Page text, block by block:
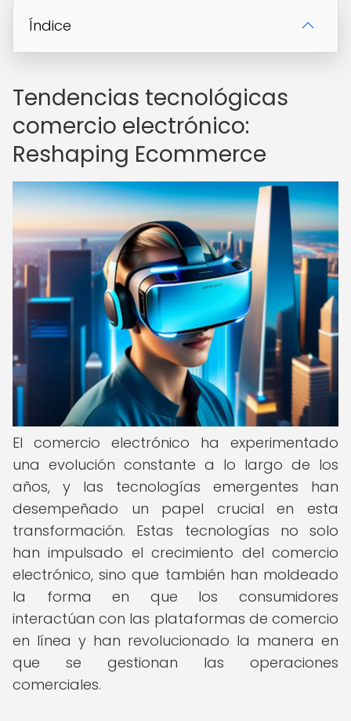
Índice
Tendencias tecnológicas
comercio electrónico:
Reshaping Ecommerce
El comercio electrónico ha experimentado
una evolución constante a lo largo de los
años, y las tecnologías emergentes han
desempeñado un papel crucial en esta
transformación. Estas tecnologías no solo
han impulsado el crecimiento del comercio
electrónico, sino que también han moldeado
la forma en que los consumidores
interactúan con las plataformas de comercio
en línea y han revolucionado la manera en
que se gestionan las operaciones
comerciales.